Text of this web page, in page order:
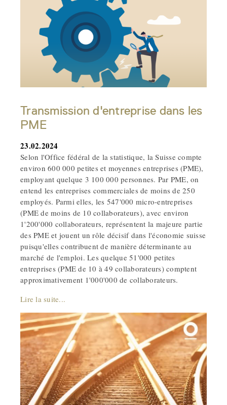
Transmission d'entreprise dans les
PME
23.02.2024
Selon l'Office fédéral de la statistique, la Suisse compte
environ 600 000 petites et moyennes entreprises (PME),
employant quelque 3 100 000 personnes. Par PME, on
entend les entreprises commerciales de moins de 250
employés. Parmi elles, les 547'000 micro-entreprises
(PME de moins de 10 collaborateurs), avec environ
1'200'000 collaborateurs, représentent la majeure partie
des PME et jouent un rôle décisif dans l'économie suisse
puisqu'elles contribuent de manière déterminante au
marché de l'emploi. Les quelque 51'000 petites
entreprises (PME de 10 à 49 collaborateurs) comptent
approximativement 1'000'000 de collaborateurs.
Lire la suite...